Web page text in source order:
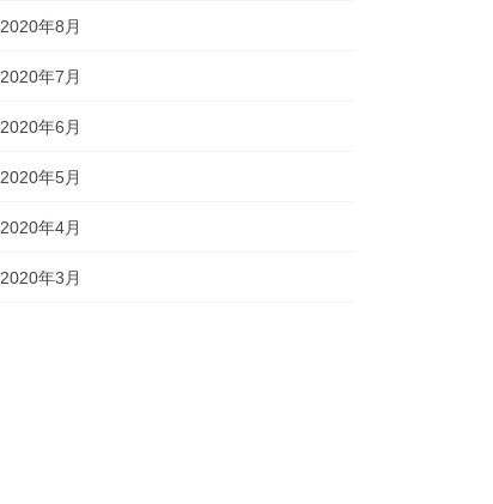
2020年8月
2020年7月
2020年6月
2020年5月
2020年4月
2020年3月